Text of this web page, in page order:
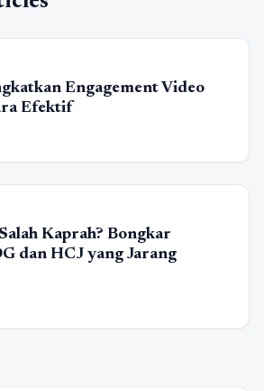
Engagement Video
Efektif
Kaprah? Bongkar
dan HCJ yang Jarang